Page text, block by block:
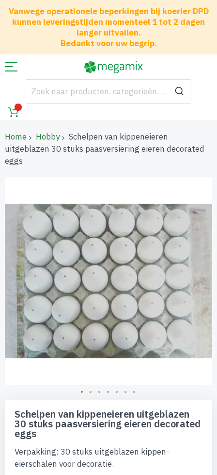
Vanwege operationele beperkingen bij koerier DPD
kunnen leveringstijden momenteel 1 tot 2 dagen
langer uitvallen.
Bedankt voor uw begrip.
Home Hobby
Schelpen van kippeneieren
uitgeblazen 30 stuks paasversiering eieren decorated
eggs
einde
afbeeldingen-
gallerij
naar
begin
afbeeldingen-
gallerij
Schelpen van kippeneieren uitgeblazen
30 stuks paasversiering eieren decorated
eggs
Verpakking: 30 stuks uitgeblazen kippen-
eierschalen voor decoratie.